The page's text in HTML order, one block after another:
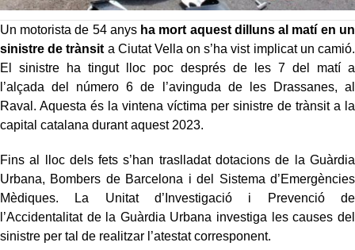
Un motorista de 54 anys ha mort aquest dilluns al matí en un
sinistre de trànsit a Ciutat Vella on s’ha vist implicat un camió.
El sinistre ha tingut lloc poc després de les 7 del matí a
l’alçada del número 6 de l’avinguda de les Drassanes, al
Raval. Aquesta és la vintena víctima per sinistre de trànsit a la
capital catalana durant aquest 2023.
Fins al lloc dels fets s’han traslladat dotacions de la Guàrdia
Urbana, Bombers de Barcelona i del Sistema d’Emergències
Mèdiques. La Unitat d’Investigació i Prevenció de
l’Accidentalitat de la Guàrdia Urbana investiga les causes del
sinistre per tal de realitzar l’atestat corresponent.